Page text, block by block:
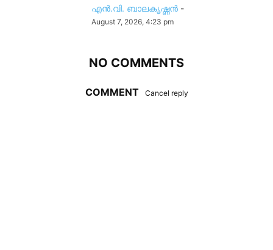
എൻ.വി. ബാലകൃഷ്ണൻ -
August 7, 2026, 4:23 pm
NO COMMENTS
COMMENT Cancel reply